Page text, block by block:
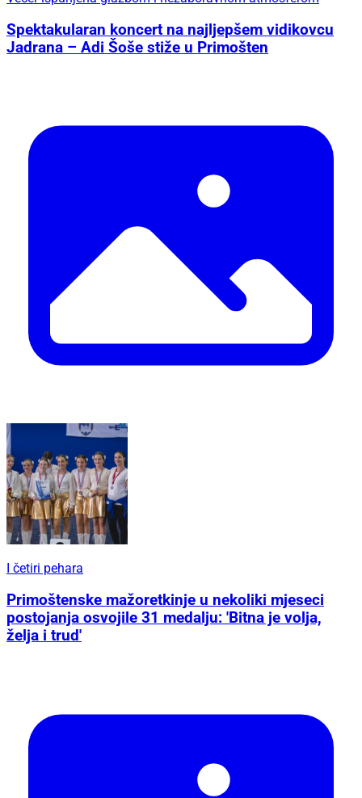
Spektakularan koncert na najljepšem vidikovcu
Jadrana – Adi Šoše stiže u Primošten
I četiri pehara
Primoštenske mažoretkinje u nekoliki mjeseci
postojanja osvojile 31 medalju: 'Bitna je volja,
želja i trud'